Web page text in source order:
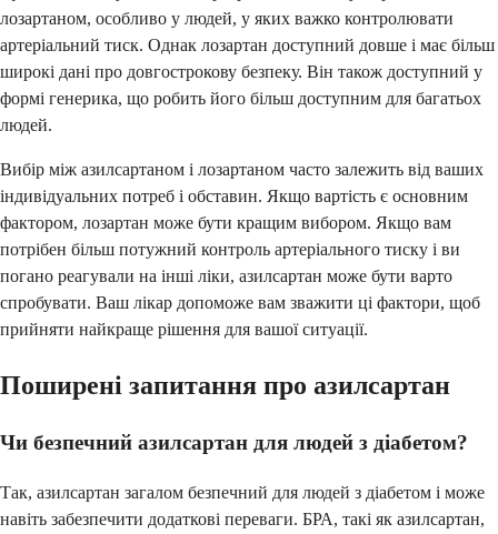
лозартаном, особливо у людей, у яких важко контролювати
артеріальний тиск. Однак лозартан доступний довше і має більш
широкі дані про довгострокову безпеку. Він також доступний у
формі генерика, що робить його більш доступним для багатьох
людей.
Вибір між азилсартаном і лозартаном часто залежить від ваших
індивідуальних потреб і обставин. Якщо вартість є основним
фактором, лозартан може бути кращим вибором. Якщо вам
потрібен більш потужний контроль артеріального тиску і ви
погано реагували на інші ліки, азилсартан може бути варто
спробувати. Ваш лікар допоможе вам зважити ці фактори, щоб
прийняти найкраще рішення для вашої ситуації.
Поширені запитання про азилсартан
Чи безпечний азилсартан для людей з діабетом?
Так, азилсартан загалом безпечний для людей з діабетом і може
навіть забезпечити додаткові переваги. БРА, такі як азилсартан,